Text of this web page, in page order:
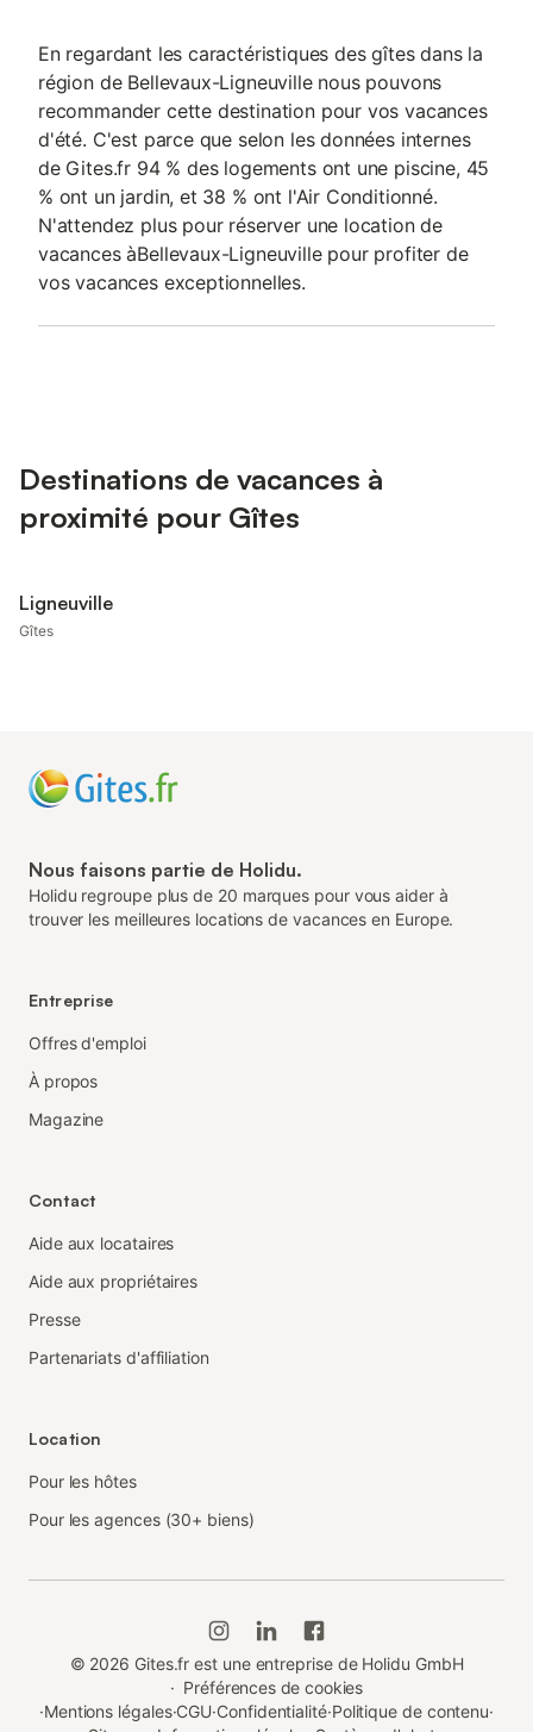
En regardant les caractéristiques des gîtes dans la
région de Bellevaux-Ligneuville nous pouvons
recommander cette destination pour vos vacances
d'été. C'est parce que selon les données internes
de Gites.fr 94 % des logements ont une piscine, 45
% ont un jardin, et 38 % ont l'Air Conditionné.
N'attendez plus pour réserver une location de
vacances àBellevaux-Ligneuville pour profiter de
vos vacances exceptionnelles.
Destinations de vacances à
proximité pour Gîtes
Ligneuville
Gîtes
Nous faisons partie de Holidu.
Holidu regroupe plus de 20 marques pour vous aider à
trouver les meilleures locations de vacances en Europe.
Entreprise
Offres d'emploi
À propos
Magazine
Contact
Aide aux locataires
Aide aux propriétaires
Presse
Partenariats d'affiliation
Location
Pour les hôtes
Pour les agences (30+ biens)
© 2026 Gites.fr est une entreprise de Holidu GmbH
· Préférences de cookies
·Mentions légales·CGU·Confidentialité·Politique de contenu·